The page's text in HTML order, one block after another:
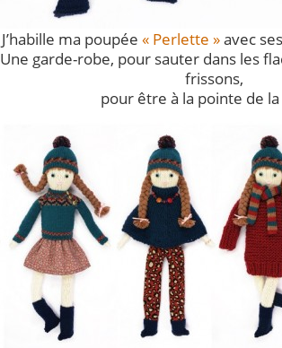
J’habille ma poupée « Perlette »avec
Une garde-robe, pour sauter dans les
frissons,
pour être à la pointe de